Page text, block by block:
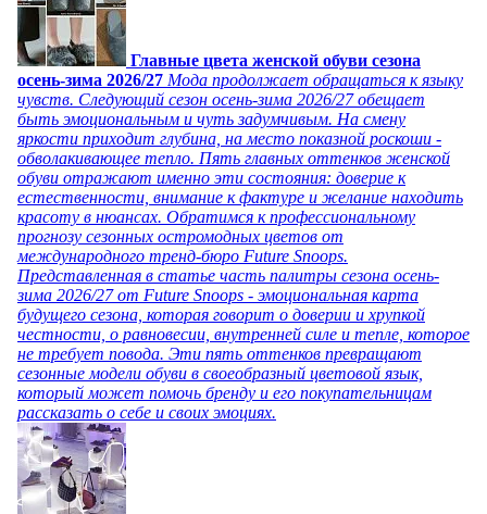
Главные цвета женской обуви сезона
осень-зима 2026/27 Мода продолжает обращаться к языку
чувств. Следующий сезон осень-зима 2026/27 обещает
быть эмоциональным и чуть задумчивым. На смену
яркости приходит глубина, на место показной роскоши -
обволакивающее тепло. Пять главных оттенков женской
обуви отражают именно эти состояния: доверие к
естественности, внимание к фактуре и желание находить
красоту в нюансах. Обратимся к профессиональному
прогнозу сезонных остромодных цветов от
международного тренд-бюро Future Snoops.
Представленная в статье часть палитры сезона осень-
зима 2026/27 от Future Snoops - эмоциональная карта
будущего сезона, которая говорит о доверии и хрупкой
честности, о равновесии, внутренней силе и тепле, которое
не требует повода. Эти пять оттенков превращают
сезонные модели обуви в своеобразный цветовой язык,
который может помочь бренду и его покупательницам
рассказать о себе и своих эмоциях.